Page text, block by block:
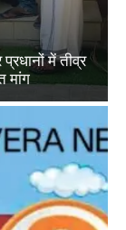
में तीव्र
मांग